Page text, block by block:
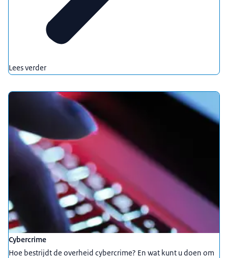
Lees verder
Cybercrime
Hoe bestrijdt de overheid cybercrime? En wat kunt u doen om